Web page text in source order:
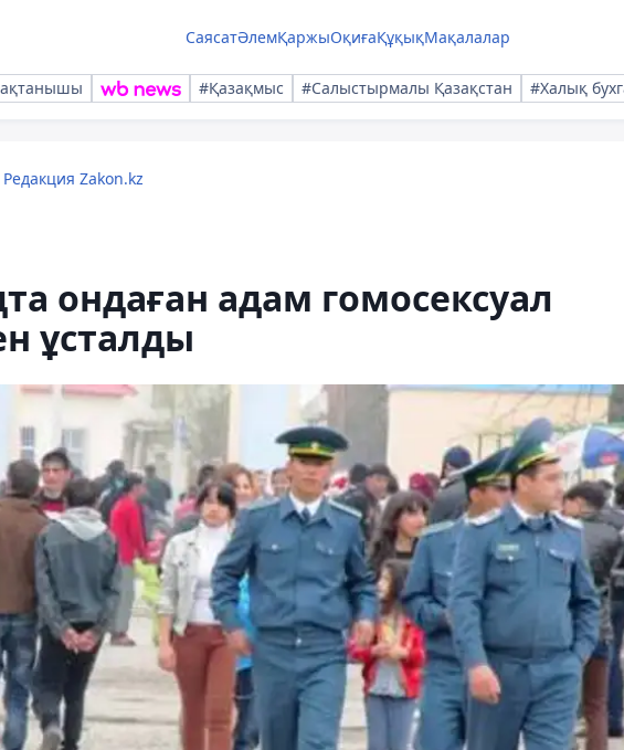
СаясатӘлемҚаржыОқиғаҚұқықМақалалар
#Қазақмыс #Салыстырмалы Қазақстан #Халық
Редакция Zakon.kz
ондаған адам гомосексуал
ұсталды